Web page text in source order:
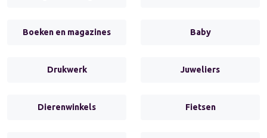
Boeken en magazines Baby
Drukwerk Juweliers
Dierenwinkels Fietsen